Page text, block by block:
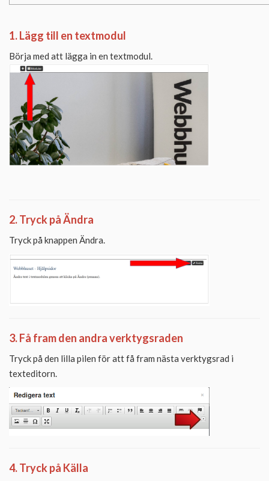
1. Lägg till en textmodul
Börja med att lägga in en textmodul.
2. Tryck på Ändra
Tryck på knappen Ändra.
3. Få fram den andra verktygsraden
Tryck på den lilla pilen för att få fram nästa verktygsrad i
texteditorn.
4. Tryck på Källa